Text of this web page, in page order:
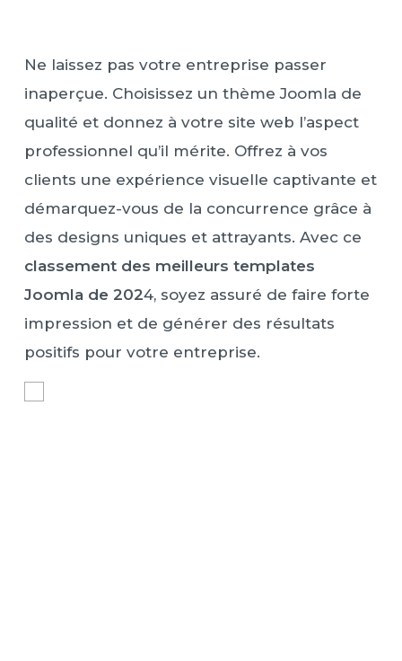
Ne laissez pas votre entreprise passer
inaperçue. Choisissez un thème Joomla de
qualité et donnez à votre site web l’aspect
professionnel qu’il mérite. Offrez à vos
clients une expérience visuelle captivante et
démarquez-vous de la concurrence grâce à
des designs uniques et attrayants. Avec ce
classement des meilleurs templates
Joomla de 2024, soyez assuré de faire forte
impression et de générer des résultats
positifs pour votre entreprise.